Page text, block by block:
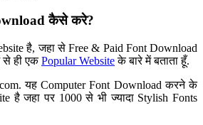
कैसे करे?
है, जहा से Free & Paid Font Download
ही एकPopular Websiteके बारे में बताता हूँ.
यह Computer Font Download करने के
है जहा पर 1000 से भी ज्यादा Stylish Fonts